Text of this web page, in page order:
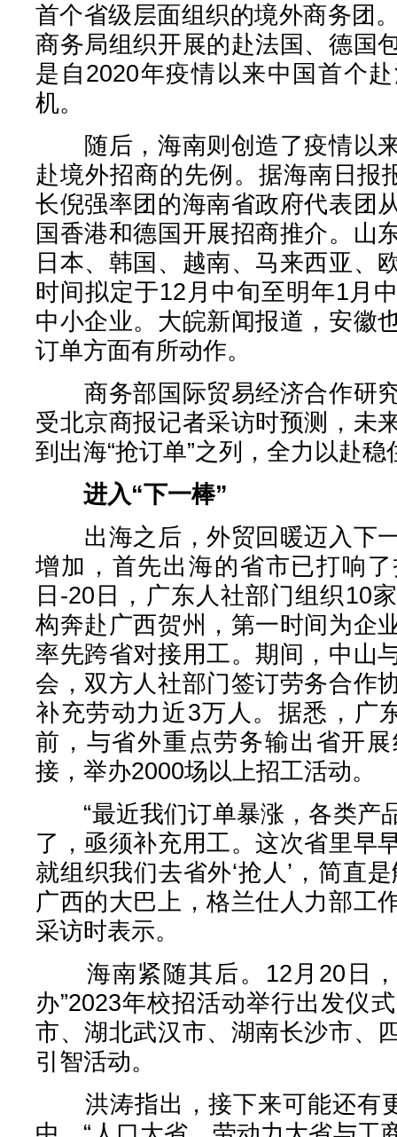
首个省级层面组织的境外商务团
商务局组织开展的赴法国、德国
是自2020年疫情以来中国首个
机。
随后，海南则创造了疫情以
赴境外招商的先例。据海南日报
长倪强率团的海南省政府代表团
国香港和德国开展招商推介。山
日本、韩国、越南、马来西亚、
时间拟定于12月中旬至明年1月
中小企业。大皖新闻报道，安徽
订单方面有所动作。
商务部国际贸易经济合作研
受北京商报记者采访时预测，未
到出海“抢订单”之列，全力以赴
进入“下一棒”
出海之后，外贸回暖迈入下
增加，首先出海的省市已打响
日-20日，广东人社部门组织10
构奔赴广西贺州，第一时间为企
率先跨省对接用工。期间，中山
会，双方人社部门签订劳务合作
补充劳动力近3万人。据悉，广
前，与省外重点劳务输出省开
接，举办2000场以上招工活动。
“最近我们订单暴涨，各类产
了，亟须补充用工。这次省里早
就组织我们去省外‘抢人’，简直
广西的大巴上，格兰仕人力部工
采访时表示。
海南紧随其后。12月20日，
办”2023年校招活动举行出发仪
市、湖北武汉市、湖南长沙市、
引智活动。
洪涛指出，接下来可能还有更